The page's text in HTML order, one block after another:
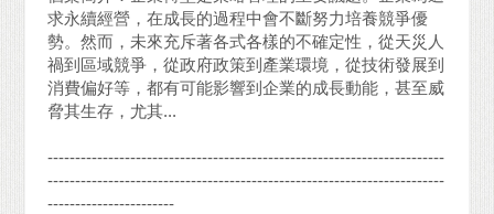
求永續經營，在成長的過程中會不斷努力培養競爭優
勢。然而，未來充斥著各式各樣的不確定性，從天災人
禍到區域競爭，從政府政策到產業環境，從技術發展到
消費偏好等，都有可能影響到企業的成長動能，甚至威
脅其生存，尤其...
------------------------------------------------------------------------
------------------------------------------------------------------------
-----------------------